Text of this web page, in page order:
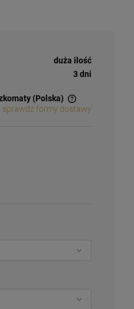
duża ilość
3 dni
(Polska)
sprawdź formy dostawy